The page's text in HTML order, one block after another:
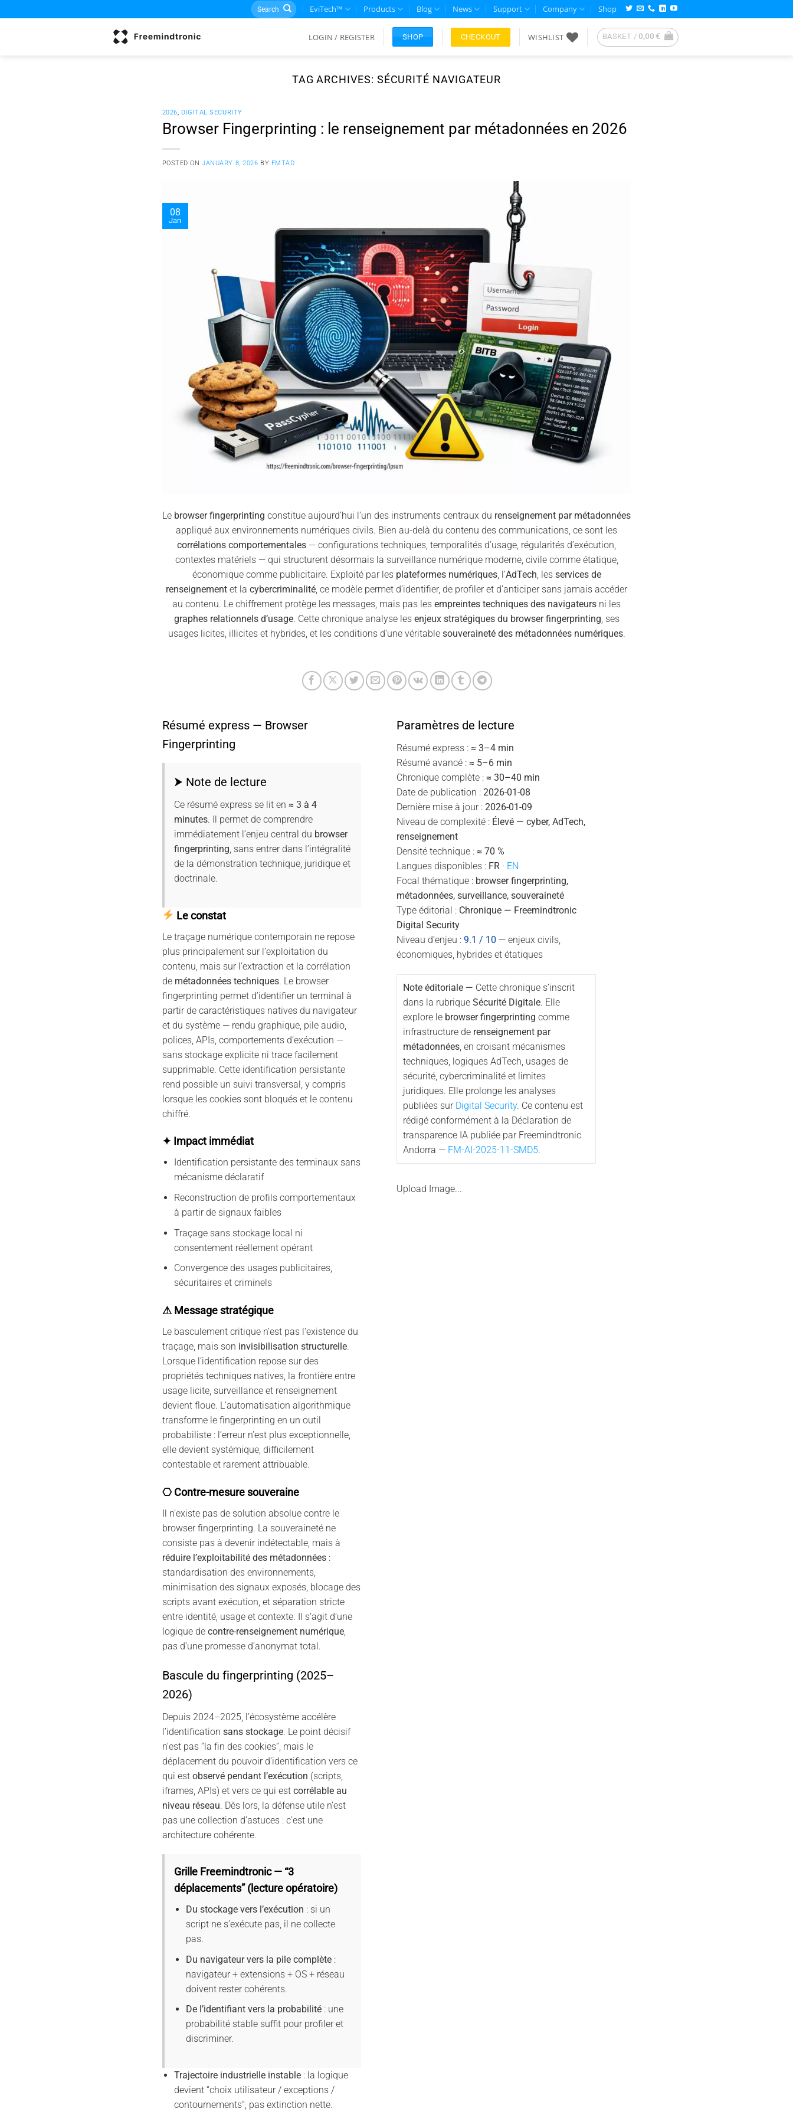
to
Search
for:
EviTech™ Products Blog News Support Company Shop
LOGIN / REGISTER SHOP CHECKOUT WISHLIST BASKET / 0,00€
TAG ARCHIVES: SÉCURITÉ NAVIGATEUR
2026, DIGITAL SECURITY
Browser Fingerprinting : le renseignement par métadonnées en 2026
POSTED ONJANUARY 8, 2026 BY FMTAD
08
Jan
Le browser fingerprinting constitue aujourd’hui l’un des instruments centraux du renseignement par métadonnées
appliqué aux environnements numériques civils. Bien au-delà du contenu des communications, ce sont les
corrélations comportementales — configurations techniques, temporalités d’usage, régularités d’exécution,
contextes matériels — qui structurent désormais la surveillance numérique moderne, civile comme étatique,
économique comme publicitaire. Exploité par les plateformes numériques, l’AdTech , les services de
renseignement et la cybercriminalité , ce modèle permet d’identifier, de profiler et d’anticiper sans jamais accéder
au contenu. Le chiffrement protège les messages, mais pas les empreintes techniques des navigateurs ni les
graphes relationnels d’usage. Cette chronique analyse les enjeux stratégiques du browser fingerprinting , ses
usages licites, illicites et hybrides, et les conditions d’une véritable souveraineté des métadonnées numériques.
Résumé express — Browser
Fingerprinting
⮞ Note de lecture
Ce résumé express se lit en ≈ 3 à 4
minutes. Il permet de comprendre
immédiatement l’enjeu central du browser
fingerprinting , sans entrer dans l’intégralité
de la démonstration technique, juridique et
doctrinale.
Le constat
Le traçage numérique contemporain ne repose
plus principalement sur l’exploitation du
contenu, mais sur l’extraction et la corrélation
de métadonnées techniques. Le browser
fingerprinting permet d’identifier un terminal à
partir de caractéristiques natives du navigateur
et du système — rendu graphique, pile audio,
polices, APIs, comportements d’exécution —
sans stockage explicite ni trace facilement
supprimable. Cette identification persistante
rend possible un suivi transversal, y compris
lorsque les cookies sont bloqués et le contenu
chiffré.
✦ Impact immédiat
Identification persistante des terminaux sans
mécanisme déclaratif
Reconstruction de profils comportementaux
à partir de signaux faibles
Traçage sans stockage local ni
consentement réellement opérant
Convergence des usages publicitaires,
sécuritaires et criminels
⚠ Message stratégique
Le basculement critique n’est pas l’existence du
traçage, mais son invisibilisation structurelle.
Lorsque l’identification repose sur des
propriétés techniques natives, la frontière entre
usage licite, surveillance et renseignement
devient floue. L’automatisation algorithmique
transforme le fingerprinting en un outil
probabiliste : l’erreur n’est plus exceptionnelle,
elle devient systémique, difficilement
contestable et rarement attribuable.
⎔ Contre-mesure souveraine
Il n’existe pas de solution absolue contre le
browser fingerprinting. La souveraineté ne
consiste pas à devenir indétectable, mais à
réduire l’exploitabilité des métadonnées:
standardisation des environnements,
minimisation des signaux exposés, blocage des
scripts avant exécution, et séparation stricte
entre identité, usage et contexte. Il s’agit d’une
logique de contre-renseignement numérique,
pas d’une promesse d’anonymat total.
Bascule du fingerprinting (2025–
2026)
Depuis 2024–2025, l’écosystème accélère
l’identification sans stockage. Le point décisif
n’est pas “la fin des cookies”, mais le
déplacement du pouvoir d’identification vers ce
qui est observé pendant l’exécution (scripts,
iframes, APIs) et vers ce qui est corrélable au
niveau réseau. Dès lors, la défense utile n’est
pas une collection d’astuces : c’est une
architecture cohérente.
Grille Freemindtronic — “3
déplacements” (lecture opératoire)
Du stockage vers l’exécution : si un
script ne s’exécute pas, il ne collecte
pas.
Du navigateur vers la pile complète :
navigateur + extensions + OS + réseau
doivent rester cohérents.
De l’identifiant vers la probabilité : une
probabilité stable suffit pour profiler et
discriminer.
Trajectoire industrielle instable : la logique
devient “choix utilisateur / exceptions /
contournements”, pas extinction nette.
Paramètres de lecture
Résumé express : ≈ 3–4 min
Résumé avancé : ≈ 5–6 min
Chronique complète : ≈ 30–40 min
Date de publication : 2026-01-08
Dernière mise à jour : 2026-01-09
Niveau de complexité : Élevé — cyber, AdTech,
renseignement
Densité technique : ≈ 70 %
Langues disponibles : FR · EN
Focal thématique : browser fingerprinting,
métadonnées, surveillance, souveraineté
Type éditorial : Chronique — Freemindtronic
Digital Security
Niveau d’enjeu : 9.1 / 10 — enjeux civils,
économiques, hybrides et étatiques
Note éditoriale — Cette chronique s’inscrit
dans la rubrique Sécurité Digitale. Elle
explore le browser fingerprinting comme
infrastructure de renseignement par
métadonnées, en croisant mécanismes
techniques, logiques AdTech, usages de
sécurité, cybercriminalité et limites
juridiques. Elle prolonge les analyses
publiées sur Digital Security. Ce contenu est
rédigé conformément à la Déclaration de
transparence IA publiée par Freemindtronic
Andorra — FM-AI-2025-11-SMD5.
Upload Image...